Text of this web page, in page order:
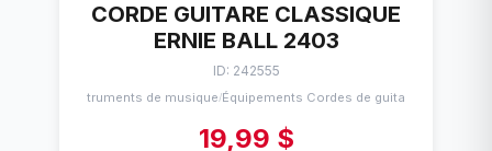
CORDE GUITARE CLASSIQUE
ERNIE BALL 2403
ID: 242555
Instruments de musique/Équipements Cordes de guitares
19,99 $